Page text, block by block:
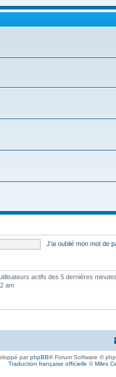
J’ai oublié mon mot de
actifs des 5 dernières
am
parphpBB® Forum Software ©
Traduction française officielle ©Miles